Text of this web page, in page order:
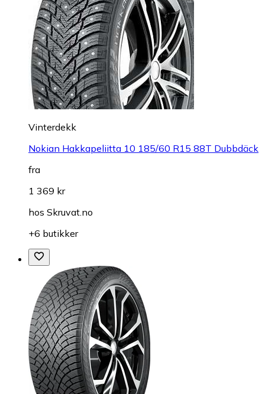
Vinterdekk
Nokian Hakkapeliitta 10 185/60 R15 88T Dubbdäck
fra
1 369 kr
hos Skruvat.no
+6 butikker